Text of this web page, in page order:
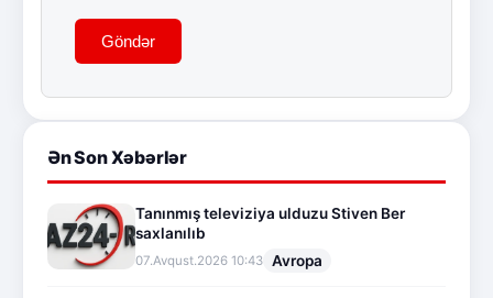
Göndər
Ən Son Xəbərlər
Tanınmış televiziya ulduzu Stiven Ber
saxlanılıb
07.Avqust.2026 10:43 Avropa